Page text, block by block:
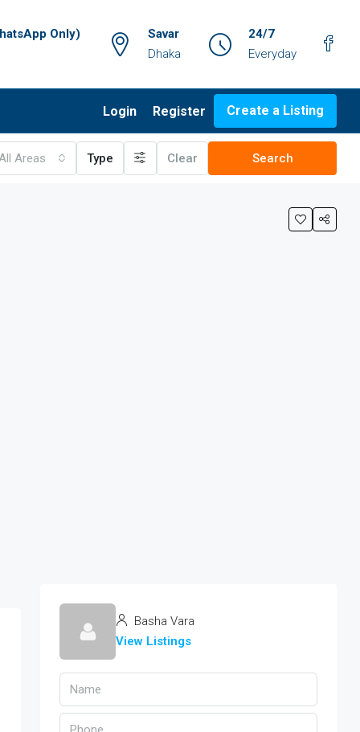
Only)
Savar
Dhaka
24/7
Everyday
Login Register Create a Listing
Areas Type Clear Search
Basha Vara
View Listings